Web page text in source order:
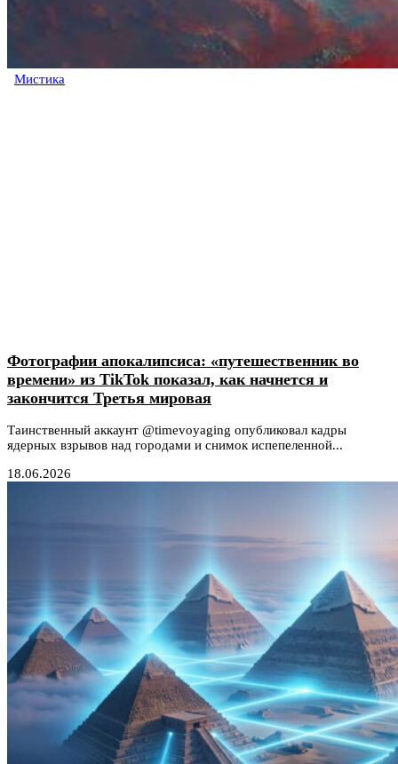
Мистика
Фотографии апокалипсиса: «путешественник во
времени» из TikTok показал, как начнется и
закончится Третья мировая
Таинственный аккаунт @timevoyaging опубликовал кадры
ядерных взрывов над городами и снимок испепеленной...
18.06.2026